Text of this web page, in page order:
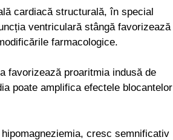
cardiacă structurală, în special
ventriculară stângă favorizează
farmacologice.
favorizează proaritmia indusă de
poate amplifica efectele blocantelor
cresc semnificativ